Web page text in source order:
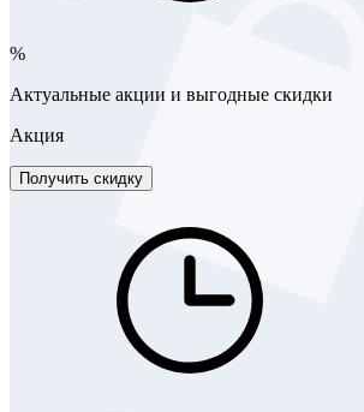
%
Актуальные акции и выгодные скидки
Акция
Получить скидку